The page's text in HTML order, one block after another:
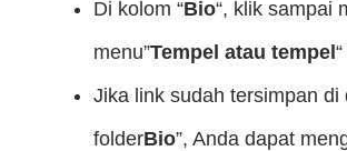
Di kolom “Bio“, klik sampai
menu”Tempel atau tempel“
Jika link sudah tersimpan di
folderBio”, Anda dapat